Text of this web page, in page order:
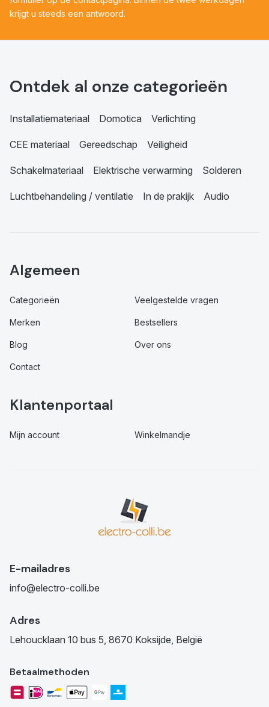
krijgt u steeds een antwoord.
Ontdek al onze categorieën
Installatiemateriaal Domotica Verlichting
CEE materiaal Gereedschap Veiligheid
Schakelmateriaal Elektrische verwarming Solderen
Luchtbehandeling / ventilatie In de prakijk Audio
Algemeen
Categorieën Veelgestelde vragen
Merken Bestsellers
Blog Over ons
Contact
Klantenportaal
Mijn account Winkelmandje
E-mailadres
info@electro-colli.be
Adres
Lehoucklaan 10 bus 5, 8670 Koksijde, België
Betaalmethoden